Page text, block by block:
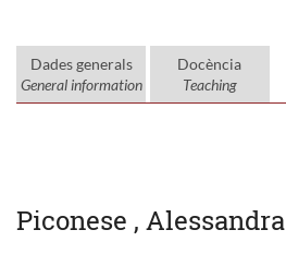
Dades generals
General information
Docència
Teaching
Piconese , Alessandra